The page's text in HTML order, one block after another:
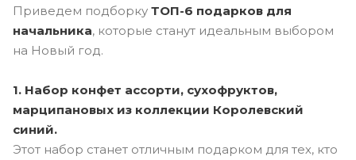
Приведем подборку ТОП-6 подарков для
начальника, которые станут идеальным выбором
на Новый год.
1. Набор конфет ассорти, сухофруктов,
марципановых из коллекции Королевский
синий.
Этот набор станет отличным подарком для тех, кто